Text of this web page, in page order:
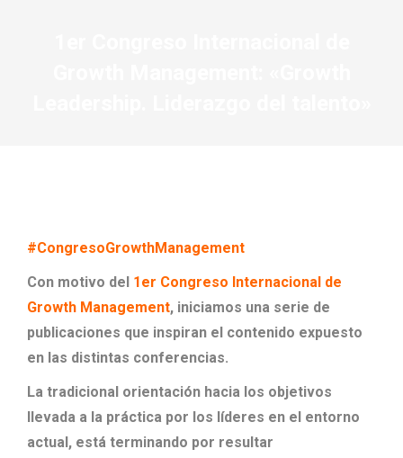
#CongresoGrowthManagement
Con motivo del 1er Congreso Internacional de
Growth Management, iniciamos una serie de
publicaciones que inspiran el contenido expuesto
en las distintas conferencias.
La tradicional orientación hacia los objetivos
llevada a la práctica por los líderes en el entorno
actual, está terminando por resultar